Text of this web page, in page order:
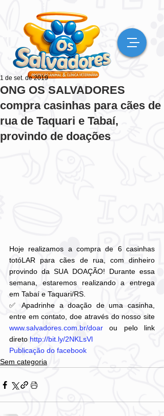
ONG OS SALVADORES
compra casinhas para cães de
rua de Taquari e Tabaí,
provindo de doações
1 de set. de 2019
Hoje realizamos a compra de 6 casinhas
totóLAR para cães de rua, com dinheiro
provindo da SUA DOAÇÃO! Durante essa
semana, estaremos realizando a entrega
em Tabaí e Taquari/RS.
✅ Apadrinhe a doação de uma casinha,
www.salvadores.com.br/doar ou pelo link
direto http://bit.ly/2NKLsVl
Publicação do facebook
Sem categoria